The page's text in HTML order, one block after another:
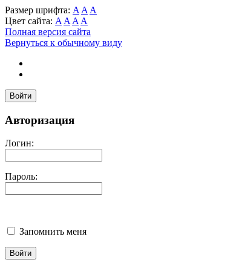
Размер шрифта: A A A
Цвет сайта: A A A A
Полная версия сайта
Вернуться к обычному виду
Войти
Авторизация
Логин:
Пароль:
Запомнить меня